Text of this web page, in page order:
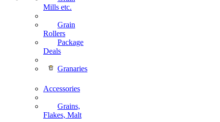
Mills etc.
Grain
Rollers
Package
Deals
Granaries
Accessories
Grains,
Flakes, Malt